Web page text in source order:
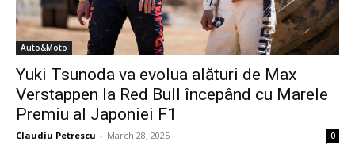
Auto&Moto
Yuki Tsunoda va evolua alături de Max
Verstappen la Red Bull începând cu Marele
Premiu al Japoniei F1
Claudiu Petrescu - March 28, 2025 0